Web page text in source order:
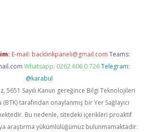
E-mail: backlinkpaneli@gmail.com Teams:
Whatsapp: 0262 606 0 726 Telegram:
@karabul
5651 Sayılı Kanun gereğince Bilgi Teknolojileri
tarafından onaylanmış bir Yer Sağlayıcı
Bu nedenle, sitedeki içerikleri proaktif
araştırma yükümlülüğümüz bulunmamaktadır.